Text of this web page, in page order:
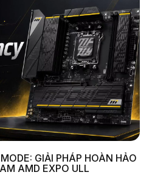
GIẢI PHÁP HOÀN HẢO
AMD EXPO ULL